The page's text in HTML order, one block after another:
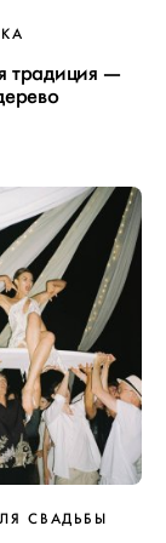
традиция —
СВАДЬБЫ